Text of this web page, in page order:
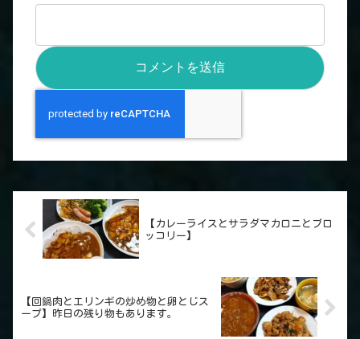
【カレーライスとサラダマカロニとブロ
ッコリー】
【回鍋肉とエリンギの炒め物と卵とじス
ープ】昨日の残り物もあります。